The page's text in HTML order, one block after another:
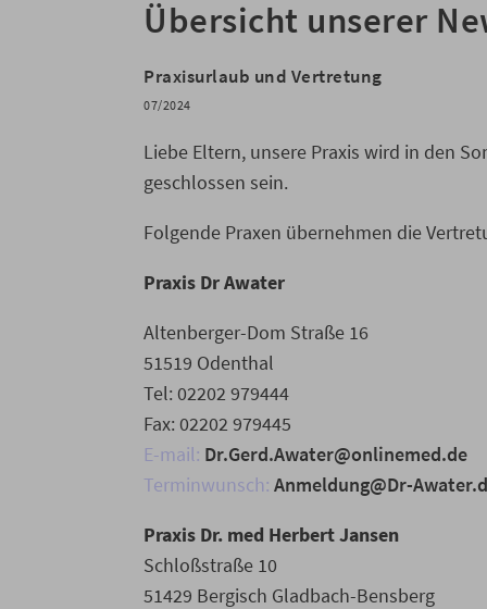
Übersicht unserer
Praxisurlaub und Vertretung
07/2024
Liebe Eltern, unsere Praxis wird in den
geschlossen sein.
Folgende Praxen übernehmen die
Praxis Dr Awater
Altenberger-Dom Straße 16
51519 Odenthal
Tel: 02202 979444
Fax: 02202 979445
E-mail: Dr.Gerd.Awater@onlinemed.de
Terminwunsch: Anmeldung@Dr-
Praxis Dr. med Herbert Jansen
Schloßstraße 10
51429 Bergisch Gladbach-Bensberg